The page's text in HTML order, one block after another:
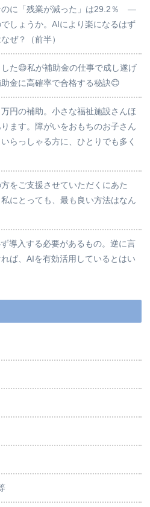
のに「残業が減った」は29.2％ ―
しょうか。AIにより楽になるはず
ぜ？（前半）
た😄私が補助金の仕事で成し遂げ
金に高確率で合格する秘訣😊
円の補助。小さな福祉施設さんほ
ます。障がいをおもちのお子さん
らっしゃる方に、ひとりでも多く
をご支援させていただくにあた
にとっても、最も良い方法はなん
導入する必要があるもの。逆に言
ば、AIを有効活用しているとはい